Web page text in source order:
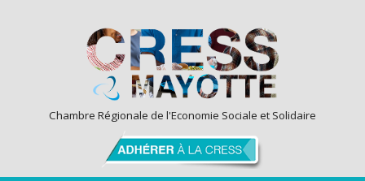
Chambre Régionale de l'Economie Sociale et Solidaire